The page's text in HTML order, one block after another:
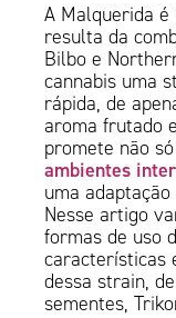
A Malquerida
resulta da
Bilbo e
cannabis uma
rápida, de
aroma frutado
promete não
ambientes
uma
Nesse artigo
formas de uso
características
dessa strain,
sementes,